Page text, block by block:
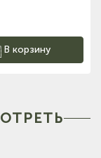
В корзину